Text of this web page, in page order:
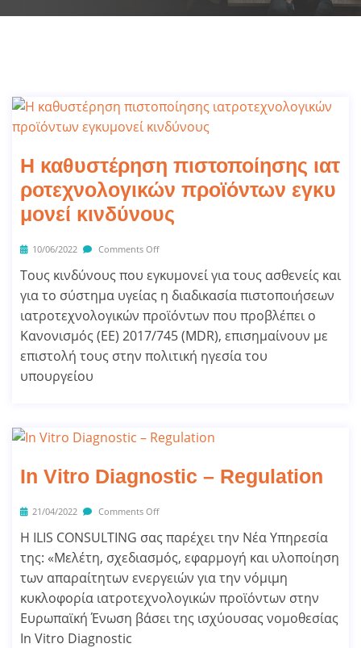
Η καθυστέρηση πιστοποίησης ιατ
ροτεχνολογικών προϊόντων εγκυ
μονεί κινδύνους
10/06/2022 Comments Off
Τους κινδύνους που εγκυμονεί για τους ασθενείς και
για το σύστημα υγείας η διαδικασία πιστοποιήσεων
ιατροτεχνολογικών προϊόντων που προβλέπει ο
Κανονισμός (ΕΕ) 2017/745 (MDR), επισημαίνουν με
επιστολή τους στην πολιτική ηγεσία του
υπουργείου
In Vitro Diagnostic – Regulation
21/04/2022 Comments Off
Η ILIS CONSULTING σας παρέχει την Νέα Υπηρεσία
της: «Μελέτη, σχεδιασμός, εφαρμογή και υλοποίηση
των απαραίτητων ενεργειών για την νόμιμη
κυκλοφορία ιατροτεχνολογικών προϊόντων στην
Ευρωπαϊκή Ένωση βάσει της ισχύουσας νομοθεσίας
In Vitro Diagnostic